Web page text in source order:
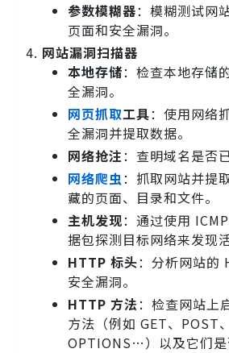
参数模糊器：模糊测试网
页面和安全漏洞。
网站漏洞扫描器
本地存储：检查本地存储
全漏洞。
网页抓取工具：使用网络
全漏洞并提取数据。
网络抢注：查明域名是否
网络爬虫：抓取网站并提
藏的页面、目录和文件。
主机发现：通过使用
据包探测目标网络来发现
HTTP 标头：分析网站的
安全漏洞。
HTTP 方法：检查网站上
方法（例如 GET、POST
OPTIONS…）以及它们是